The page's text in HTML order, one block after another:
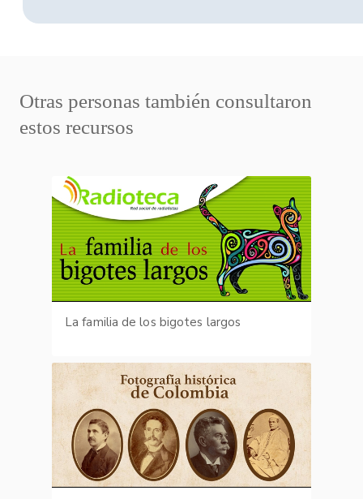
Otras personas también consultaron
estos recursos
La familia de los bigotes largos